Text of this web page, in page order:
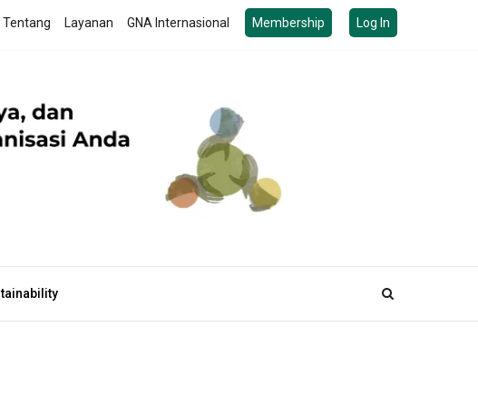
Tentang Layanan GNA Internasional Membership Log In